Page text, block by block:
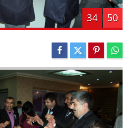
34 50